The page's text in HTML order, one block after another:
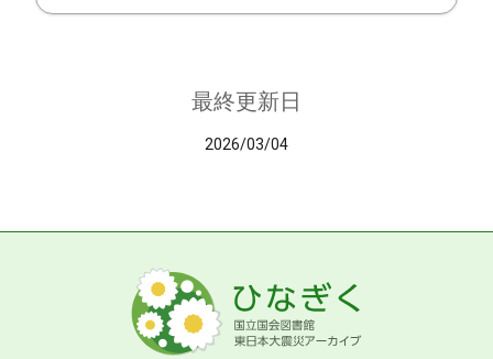
最終更新日
2026/03/04